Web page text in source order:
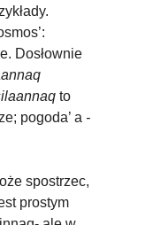
Dosłownie
to
pogoda’ a -
spostrzec,
prostym